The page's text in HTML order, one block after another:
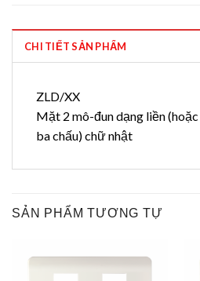
CHI TIẾT SẢN PHẨM
ZLD/XX
Mặt 2 mô-đun dạng liền (hoặc
ba chấu) chữ nhật
SẢN PHẨM TƯƠNG TỰ